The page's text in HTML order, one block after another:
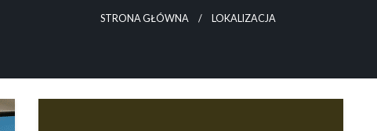
STRONA GŁÓWNA LOKALIZACJA